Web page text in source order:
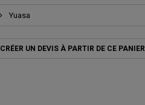
Yuasa
CRÉER UN DEVIS À PARTIR DE CE PANIER